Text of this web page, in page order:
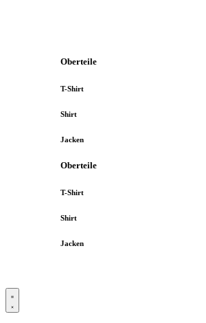
Oberteile
T-Shirt
Shirt
Jacken
Oberteile
T-Shirt
Shirt
Jacken